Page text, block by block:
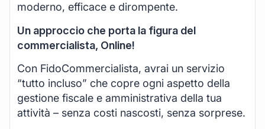
moderno, efficace e dirompente.
Un approccio che porta la figura del
commercialista, Online!
Con FidoCommercialista, avrai un servizio
“tutto incluso” che copre ogni aspetto della
gestione fiscale e amministrativa della tua
attività – senza costi nascosti, senza sorprese.